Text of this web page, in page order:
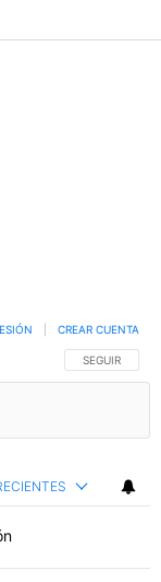
SIGA ESTA
SEGUIR
CREAR CUENTA